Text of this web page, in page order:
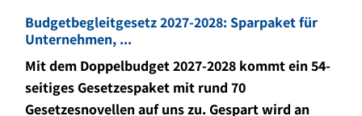
Budgetbegleitgesetz 2027-2028: Sparpaket für
Unternehmen, ...
Mit dem Doppelbudget 2027-2028 kommt ein 54-
seitiges Gesetzespaket mit rund 70
Gesetzesnovellen auf uns zu. Gespart wird an